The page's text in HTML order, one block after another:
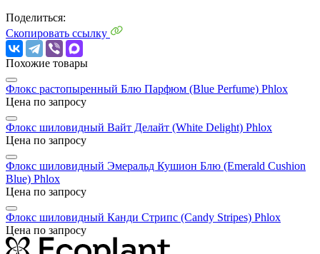
Поделиться:
Скопировать ссылку
Похожие товары
Флокс растопыренный Блю Парфюм (Blue Perfume) Phlox
Цена по запросу
Флокс шиловидный Вайт Делайт (White Delight) Phlox
Цена по запросу
Флокс шиловидный Эмеральд Кушион Блю (Emerald Cushion
Blue) Phlox
Цена по запросу
Флокс шиловидный Канди Стрипс (Candy Stripes) Phlox
Цена по запросу